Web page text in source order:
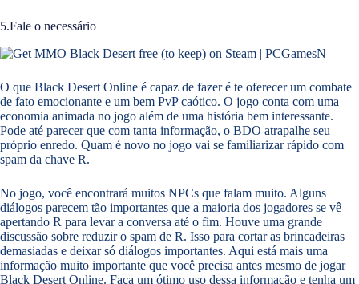
5.Fale o necessário
O que Black Desert Online é capaz de fazer é te oferecer um combate
de fato emocionante e um bem PvP caótico. O jogo conta com uma
economia animada no jogo além de uma história bem interessante.
Pode até parecer que com tanta informação, o BDO atrapalhe seu
próprio enredo. Quam é novo no jogo vai se familiarizar rápido com
spam da chave R.
No jogo, você encontrará muitos NPCs que falam muito. Alguns
diálogos parecem tão importantes que a maioria dos jogadores se vê
apertando R para levar a conversa até o fim. Houve uma grande
discussão sobre reduzir o spam de R. Isso para cortar as brincadeiras
demasiadas e deixar só diálogos importantes. Aqui está mais uma
informação muito importante que você precisa antes mesmo de jogar
Black Desert Online. Faça um ótimo uso dessa informação e tenha um